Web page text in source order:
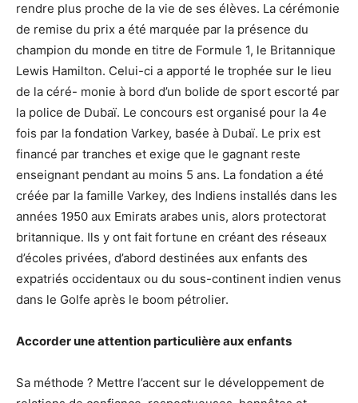
rendre plus proche de la vie de ses élèves. La cérémonie
de remise du prix a été marquée par la présence du
champion du monde en titre de Formule 1, le Britannique
Lewis Hamilton. Celui-ci a apporté le trophée sur le lieu
de la céré- monie à bord d’un bolide de sport escorté par
la police de Dubaï. Le concours est organisé pour la 4e
fois par la fondation Varkey, basée à Dubaï. Le prix est
financé par tranches et exige que le gagnant reste
enseignant pendant au moins 5 ans. La fondation a été
créée par la famille Varkey, des Indiens installés dans les
années 1950 aux Emirats arabes unis, alors protectorat
britannique. Ils y ont fait fortune en créant des réseaux
d’écoles privées, d’abord destinées aux enfants des
expatriés occidentaux ou du sous-continent indien venus
dans le Golfe après le boom pétrolier.
Accorder une attention particulière aux enfants
Sa méthode ? Mettre l’accent sur le développement de